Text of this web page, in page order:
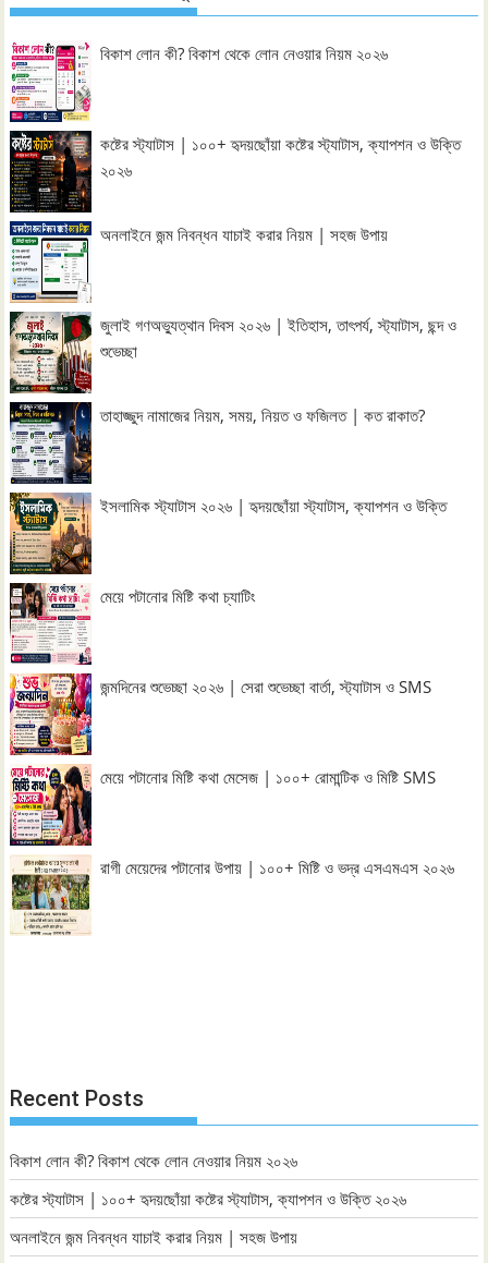
বিকাশ লোন কী? বিকাশ থেকে লোন নেওয়ার নিয়ম ২০২৬
কষ্টের স্ট্যাটাস | ১০০+ হৃদয়ছোঁয়া কষ্টের স্ট্যাটাস, ক্যাপশন ও উক্তি
২০২৬
অনলাইনে জন্ম নিবন্ধন যাচাই করার নিয়ম | সহজ উপায়
জুলাই গণঅভ্যুত্থান দিবস ২০২৬ | ইতিহাস, তাৎপর্য, স্ট্যাটাস, ছন্দ ও
শুভেচ্ছা
তাহাজ্জুদ নামাজের নিয়ম, সময়, নিয়ত ও ফজিলত | কত রাকাত?
ইসলামিক স্ট্যাটাস ২০২৬ | হৃদয়ছোঁয়া স্ট্যাটাস, ক্যাপশন ও উক্তি
মেয়ে পটানোর মিষ্টি কথা চ্যাটিং
জন্মদিনের শুভেচ্ছা ২০২৬ | সেরা শুভেচ্ছা বার্তা, স্ট্যাটাস ও SMS
মেয়ে পটানোর মিষ্টি কথা মেসেজ | ১০০+ রোমান্টিক ও মিষ্টি SMS
রাগী মেয়েদের পটানোর উপায় | ১০০+ মিষ্টি ও ভদ্র এসএমএস ২০২৬
Recent Posts
বিকাশ লোন কী? বিকাশ থেকে লোন নেওয়ার নিয়ম ২০২৬
কষ্টের স্ট্যাটাস | ১০০+ হৃদয়ছোঁয়া কষ্টের স্ট্যাটাস, ক্যাপশন ও উক্তি ২০২৬
অনলাইনে জন্ম নিবন্ধন যাচাই করার নিয়ম | সহজ উপায়